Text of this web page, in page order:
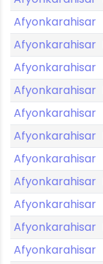
Afyonkarahisar
Afyonkarahisar
Afyonkarahisar
Afyonkarahisar
Afyonkarahisar
Afyonkarahisar
Afyonkarahisar
Afyonkarahisar
Afyonkarahisar
Afyonkarahisar
Afyonkarahisar